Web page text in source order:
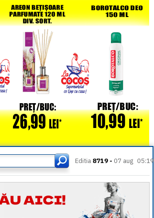
Editia 8719 - 07 aug 05:19